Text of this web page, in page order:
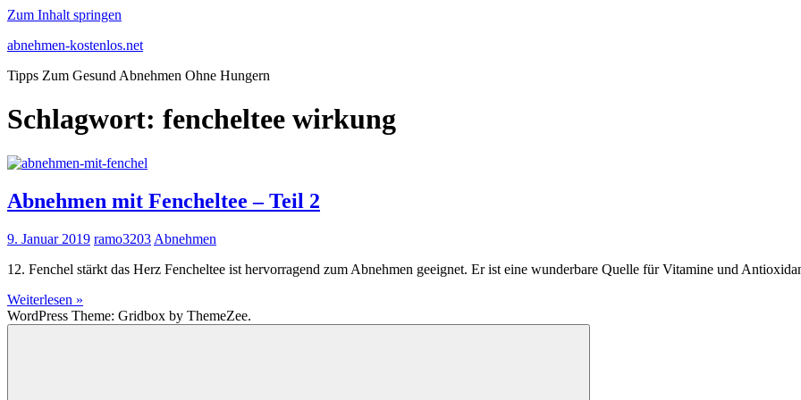
Zum Inhalt springen
abnehmen-kostenlos.net
Tipps Zum Gesund Abnehmen Ohne Hungern
Schlagwort: fencheltee wirkung
Abnehmen mit Fencheltee – Teil 2
9. Januar 2019 ramo3203 Abnehmen
12. Fenchel stärkt das Herz Fencheltee ist hervorragend zum Abnehmen geeignet. Er ist eine wunderbare Quelle für Vitamine und
Weiterlesen »
WordPress Theme: Gridbox by ThemeZee.